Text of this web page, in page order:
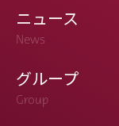
ニュース
News
グループ
Group